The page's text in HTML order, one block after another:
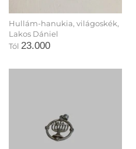
Hullám-hanukia, világoskék,
Lakos Dániel
Tól 23.000